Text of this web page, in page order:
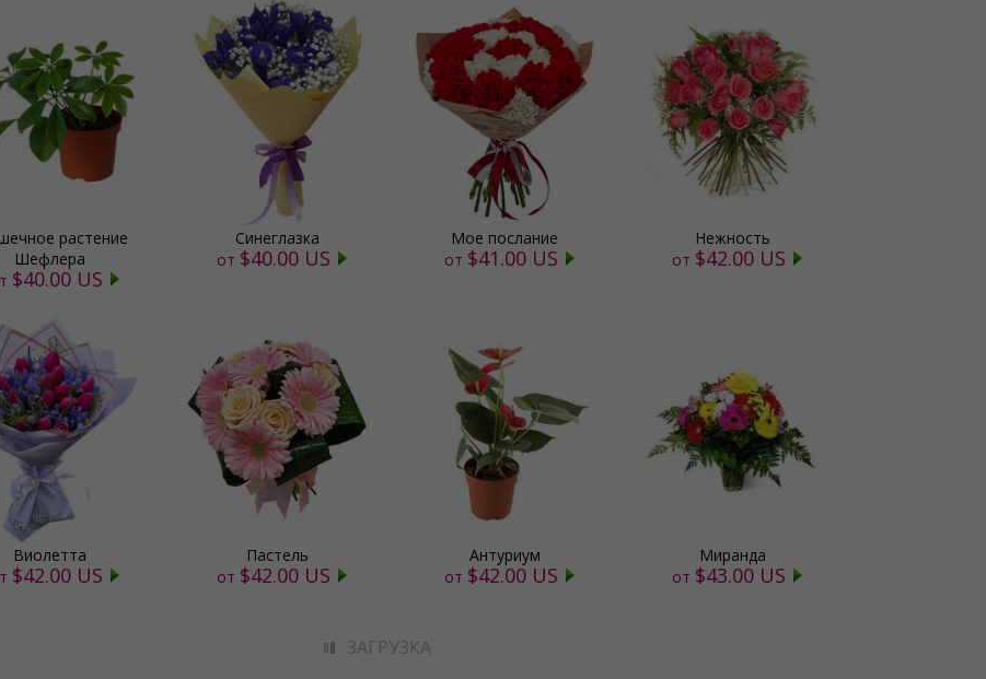
растение
Шефлера
$40.00 US
Синеглазка
от $40.00 US
Мое послание
от $41.00 US
Нежность
от $42.00 US
Виолетта
$42.00 US
Пастель
от $42.00 US
Антуриум
от $42.00 US
Миранда
от $43.00 US
ЗАГРУЗКА